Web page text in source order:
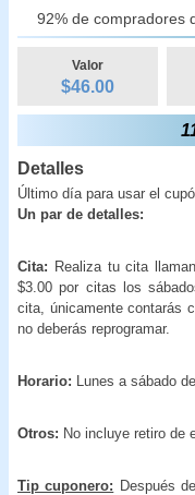
92% de compradores
Valor
$46.00
Detalles
Último día para usar el
Un par de detalles:
Cita: Realiza tu cita
$3.00 por citas los
cita, únicamente contarás
no deberás reprogramar.
Horario: Lunes a sábado
Otros: No incluye retiro de
Tip cuponero: Después